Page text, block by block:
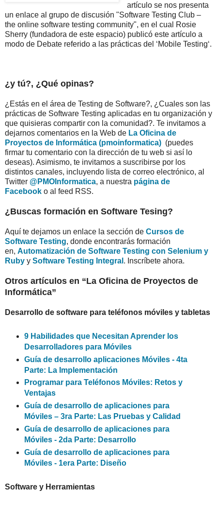
artículo se nos presenta
un enlace al grupo de discusión "Software Testing Club –
the online software testing community", en el cual Rosie
Sherry (fundadora de este espacio) publicó este artículo a
modo de Debate referido a las prácticas del ‘Mobile Testing‘.
¿y tú?, ¿Qué opinas?
¿Estás en el área de Testing de Software?, ¿Cuales son las
prácticas de Software Testing aplicadas en tu organización y
que quisieras compartir con la comunidad?. Te invitamos a
dejarnos comentarios en la Web de La Oficina de
Proyectos de Informática (pmoinformatica) (puedes
firmar tu comentario con la dirección de tu web si así lo
deseas). Asimismo, te invitamos a suscribirse por los
distintos canales, incluyendo lista de correo electrónico, al
Twitter @PMOInformatica, a nuestra página de
Facebook o al feed RSS.
¿Buscas formación en Software Tesing?
Aquí te dejamos un enlace la sección de Cursos de
Software Testing, donde encontrarás formación
en, Automatización de Software Testing con Selenium y
Ruby y Software Testing Integral . Inscríbete ahora.
Otros artículos en “La Oficina de Proyectos de
Informática”
Desarrollo de software para teléfonos móviles y tabletas
9 Habilidades que Necesitan Aprender los
Desarrolladores para Móviles
Guía de desarrollo aplicaciones Móviles - 4ta
Parte: La Implementación
Programar para Teléfonos Móviles: Retos y
Ventajas
Guía de desarrollo de aplicaciones para
Móviles – 3ra Parte: Las Pruebas y Calidad
Guía de desarrollo de aplicaciones para
Móviles - 2da Parte: Desarrollo
Guía de desarrollo de aplicaciones para
Móviles - 1era Parte: Diseño
Software y Herramientas